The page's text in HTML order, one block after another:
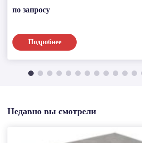
по запросу
Подробнее
Недавно вы смотрели